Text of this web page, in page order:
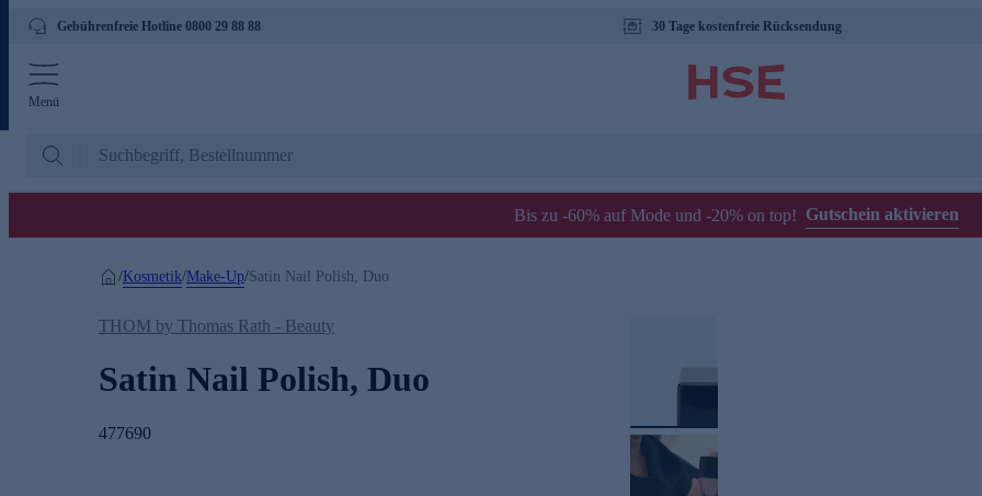
Gebührenfreie Hotline 0800 29 88 88 30 Tage kostenfreie Rücksendung
Menü
Bis zu -60% auf Mode und -20% on top! Gutschein aktivieren
/Kosmetik/Make-Up/Satin Nail Polish, Duo
THOM by Thomas Rath - Beauty
Satin Nail Polish, Duo
477690